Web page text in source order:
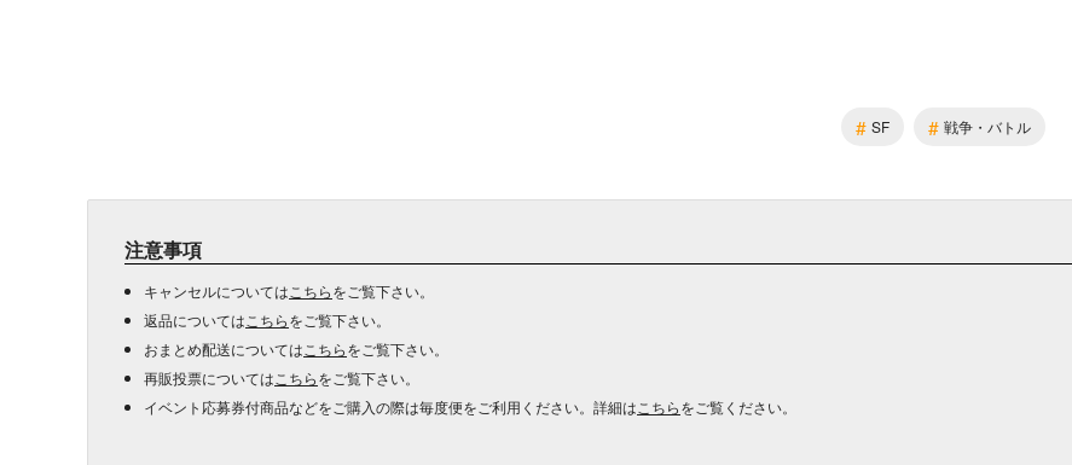
# SF # 戦争・バトル
注意事項
キャンセルについては こちらをご覧下さい。
返品については こちらをご覧下さい。
おまとめ配送については こちらをご覧下さい。
再販投票については こちらをご覧下さい。
イベント応募券付商品などをご購入の際は毎度便をご利用ください。詳細は こちらをご覧ください。